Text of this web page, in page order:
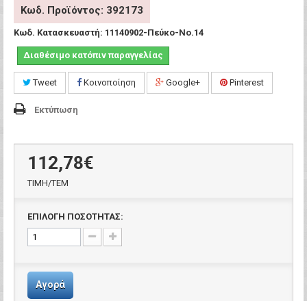
Κωδ. Προϊόντος: 392173
Κωδ. Κατασκευαστή: 11140902-Πεύκο-Νο.14
Διαθέσιμο κατόπιν παραγγελίας
Tweet Κοινοποίηση Google+ Pinterest
Εκτύπωση
112,78€
ΤΙΜH/ΤΕΜ
ΕΠΙΛΟΓΗ ΠΟΣΟΤΗΤΑΣ:
Αγορά